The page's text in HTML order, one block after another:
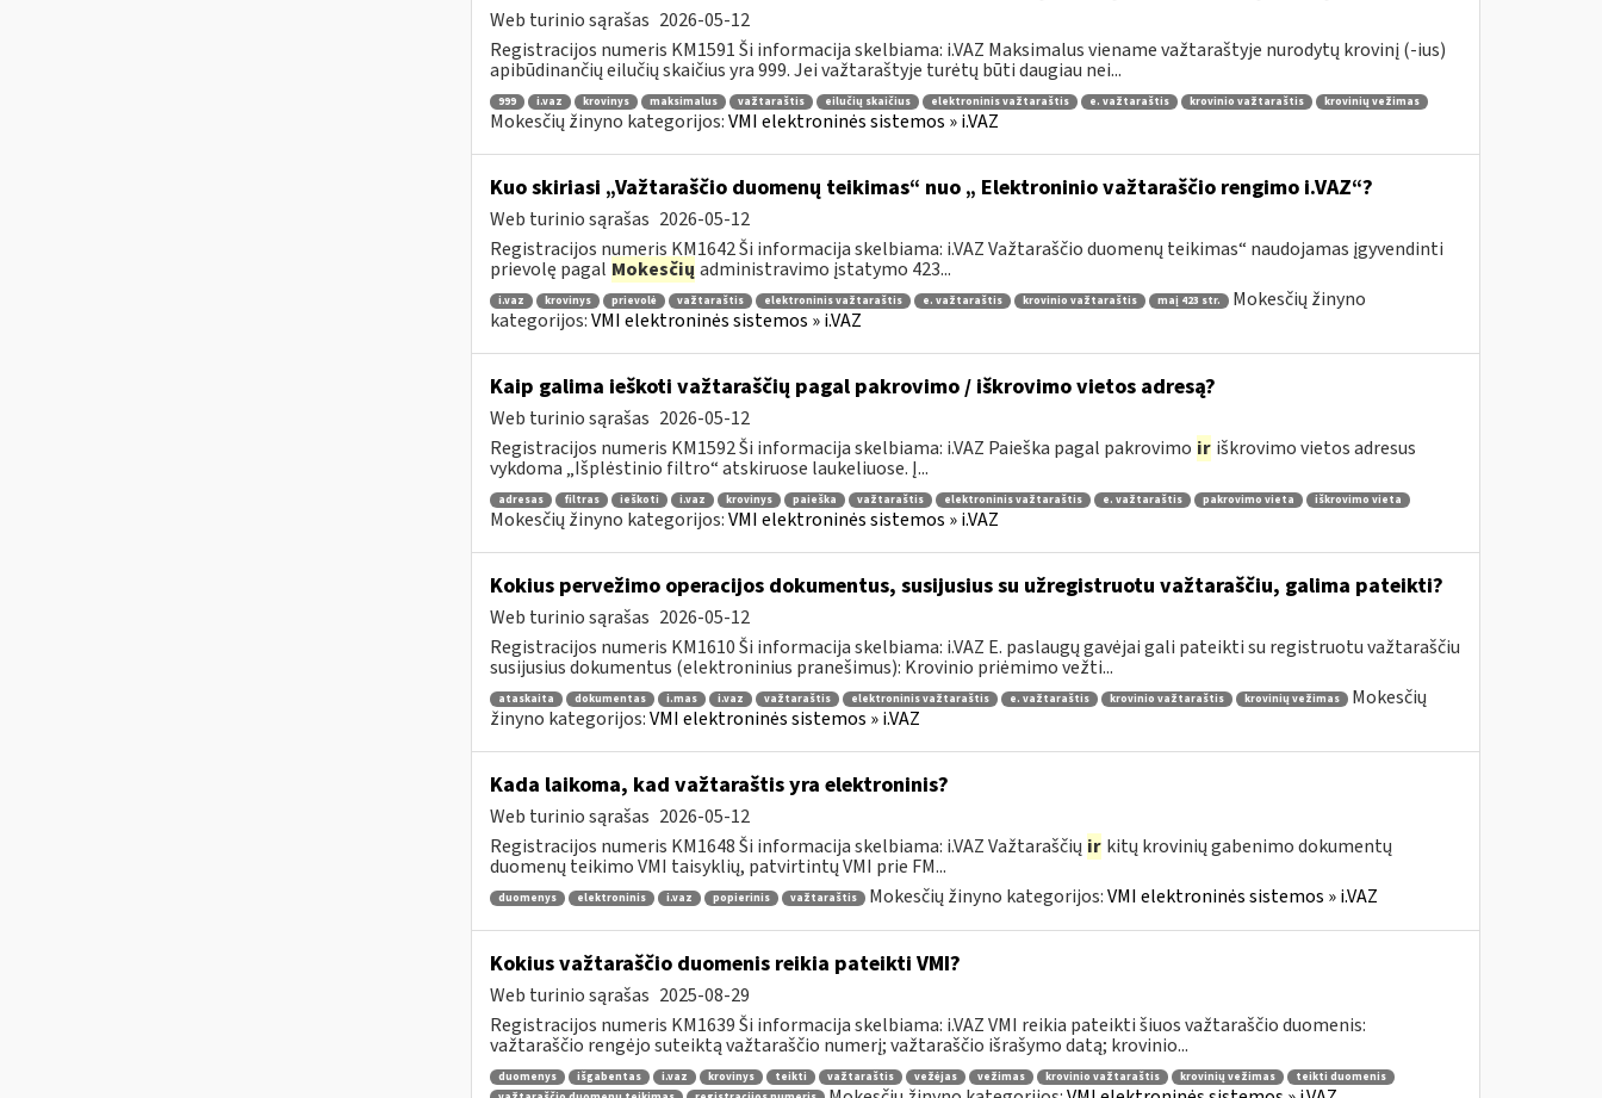
Web turinio sąrašas 2026-05-12
Registracijos numeris KM1591 Ši informacija skelbiama: i.VAZ Maksimalus viename važtaraštyje nurodytų krovinį (-ius)
apibūdinančių eilučių skaičius yra 999. Jei važtaraštyje turėtų būti daugiau nei...
999 i.vaz krovinys maksimalus važtaraštis eilučių skaičius elektroninis važtaraštis e. važtaraštis krovinio važtaraštis krovinių vežimas
Mokesčių žinyno kategorijos:VMI elektroninės sistemos » i.VAZ
Kuo skiriasi „Važtaraščio duomenų teikimas“ nuo „ Elektroninio važtaraščio rengimo i.VAZ“?
Web turinio sąrašas 2026-05-12
Registracijos numeris KM1642 Ši informacija skelbiama: i.VAZ Važtaraščio duomenų teikimas“ naudojamas įgyvendinti
prievolę pagal Mokesčių administravimo įstatymo 423...
i.vaz krovinys prievolė važtaraštis elektroninis važtaraštis e. važtaraštis krovinio važtaraštis maį 423 str.
Mokesčių žinyno
kategorijos:VMI elektroninės sistemos » i.VAZ
Kaip galima ieškoti važtaraščių pagal pakrovimo / iškrovimo vietos adresą?
Web turinio sąrašas 2026-05-12
Registracijos numeris KM1592 Ši informacija skelbiama: i.VAZ Paieška pagal pakrovimo ir iškrovimo vietos adresus
vykdoma „Išplėstinio filtro“ atskiruose laukeliuose. Į...
adresas filtras ieškoti i.vaz krovinys paieška važtaraštis elektroninis važtaraštis e. važtaraštis pakrovimo vieta iškrovimo vieta
Mokesčių žinyno kategorijos:VMI elektroninės sistemos » i.VAZ
Kokius pervežimo operacijos dokumentus, susijusius su užregistruotu važtaraščiu, galima pateikti?
Web turinio sąrašas 2026-05-12
Registracijos numeris KM1610 Ši informacija skelbiama: i.VAZ E. paslaugų gavėjai gali pateikti su registruotu važtaraščiu
susijusius dokumentus (elektroninius pranešimus): Krovinio priėmimo vežti...
ataskaita dokumentas i.mas i.vaz važtaraštis elektroninis važtaraštis e. važtaraštis krovinio važtaraštis krovinių vežimas
Mokesčių
žinyno kategorijos:VMI elektroninės sistemos » i.VAZ
Kada laikoma, kad važtaraštis yra elektroninis?
Web turinio sąrašas 2026-05-12
Registracijos numeris KM1648 Ši informacija skelbiama: i.VAZ Važtaraščių ir kitų krovinių gabenimo dokumentų
duomenų teikimo VMI taisyklių, patvirtintų VMI prie FM...
duomenys elektroninis i.vaz popierinis važtaraštis Mokesčių žinyno kategorijos:VMI elektroninės sistemos » i.VAZ
Kokius važtaraščio duomenis reikia pateikti VMI?
Web turinio sąrašas 2025-08-29
Registracijos numeris KM1639 Ši informacija skelbiama: i.VAZ VMI reikia pateikti šiuos važtaraščio duomenis:
važtaraščio rengėjo suteiktą važtaraščio numerį; važtaraščio išrašymo datą; krovinio...
duomenys išgabentas i.vaz krovinys teikti važtaraštis vežėjas vežimas krovinio važtaraštis krovinių vežimas
teikti duomenis